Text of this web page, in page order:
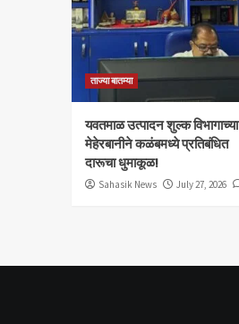
ताज्या बातम्या
यवतमाळ उत्पादन शुल्क विभागाच्या
मेहेरबानीने कळंबमध्ये प्रतिबंधित
दारूचा धुमाकूळ!
Sahasik News July 27, 2026